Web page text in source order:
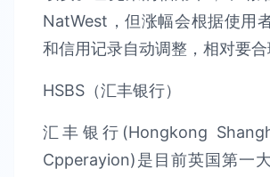
NatWest，但涨幅会根据使用
和信用记录自动调整，相对要合
HSBS（汇丰银行）
汇丰银行(Hongkong
Cpperayion)是目前英国第一